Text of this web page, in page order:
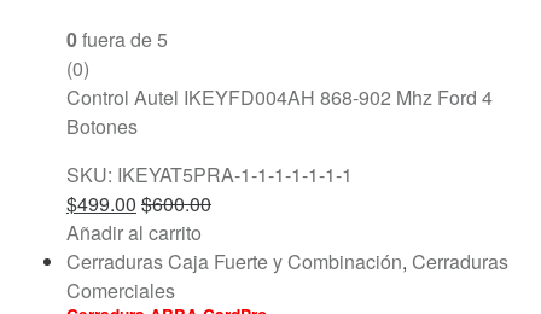
0fuera de 5
(0)
Control Autel IKEYFD004AH 868-902 Mhz Ford 4
Botones
SKU: IKEYAT5PRA-1-1-1-1-1-1-1
$499.00 $600.00
Añadir al carrito
Cerraduras Caja Fuerte y Combinación, Cerraduras
Comerciales